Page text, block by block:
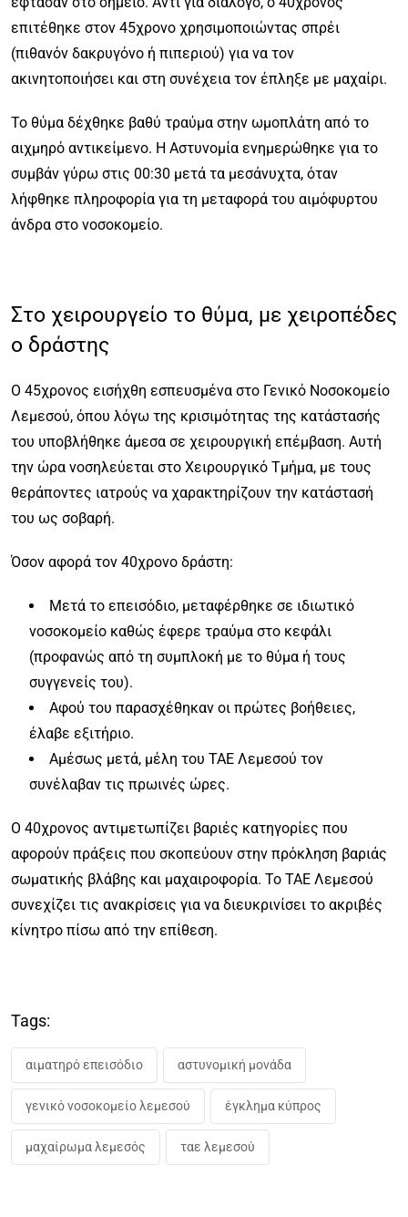
επιτέθηκε στον 45χρονο χρησιμοποιώντας σπρέι
(πιθανόν δακρυγόνο ή πιπεριού) για να τον
ακινητοποιήσει και στη συνέχεια τον έπληξε με μαχαίρι.
Το θύμα δέχθηκε βαθύ τραύμα στην ωμοπλάτη από το
αιχμηρό αντικείμενο. Η Αστυνομία ενημερώθηκε για το
συμβάν γύρω στις 00:30 μετά τα μεσάνυχτα, όταν
λήφθηκε πληροφορία για τη μεταφορά του αιμόφυρτου
άνδρα στο νοσοκομείο.
Στο χειρουργείο το θύμα, με χειροπέδες
ο δράστης
Ο 45χρονος εισήχθη εσπευσμένα στο Γενικό Νοσοκομείο
Λεμεσού, όπου λόγω της κρισιμότητας της κατάστασής
του υποβλήθηκε άμεσα σε χειρουργική επέμβαση. Αυτή
την ώρα νοσηλεύεται στο Χειρουργικό Τμήμα, με τους
θεράποντες ιατρούς να χαρακτηρίζουν την κατάστασή
του ως σοβαρή.
Όσον αφορά τον 40χρονο δράστη:
Μετά το επεισόδιο, μεταφέρθηκε σε ιδιωτικό
νοσοκομείο καθώς έφερε τραύμα στο κεφάλι
(προφανώς από τη συμπλοκή με το θύμα ή τους
συγγενείς του).
Αφού του παρασχέθηκαν οι πρώτες βοήθειες,
έλαβε εξιτήριο.
Αμέσως μετά, μέλη του ΤΑΕ Λεμεσού τον
συνέλαβαν τις πρωινές ώρες.
Ο 40χρονος αντιμετωπίζει βαριές κατηγορίες που
αφορούν πράξεις που σκοπεύουν στην πρόκληση βαριάς
σωματικής βλάβης και μαχαιροφορία. Το ΤΑΕ Λεμεσού
συνεχίζει τις ανακρίσεις για να διευκρινίσει το ακριβές
κίνητρο πίσω από την επίθεση.
Tags:
αιματηρό επεισόδιο αστυνομική μονάδα
γενικό νοσοκομείο λεμεσού έγκλημα κύπρος
μαχαίρωμα λεμεσός ταε λεμεσού